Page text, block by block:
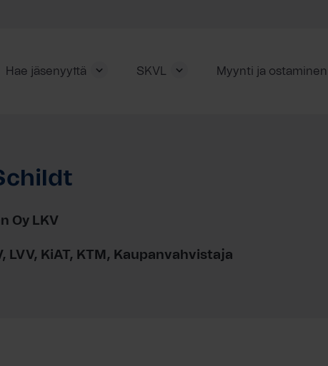
Hae jäsenyyttä SKVL Myynti ja ostaminen
Oy LKV
LVV, KiAT, KTM, Kaupanvahvistaja